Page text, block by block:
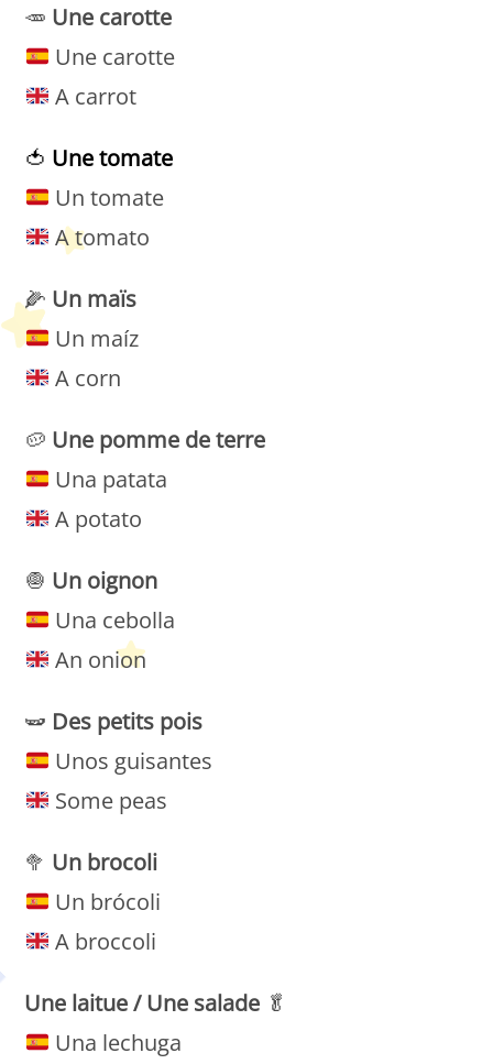
🥕 Une carotte
Une carotte
A carrot
🍅 Une tomate
Un tomate
A tomato
🌽 Un maïs
Un maíz
A corn
🥔 Une pomme de terre
Una patata
A potato
🧅 Un oignon
Una cebolla
An onion
🫛 Des petits pois
Unos guisantes
Some peas
🥦 Un brocoli
Un brócoli
A broccoli
Une laitue / Une salade 🥬
Una lechuga